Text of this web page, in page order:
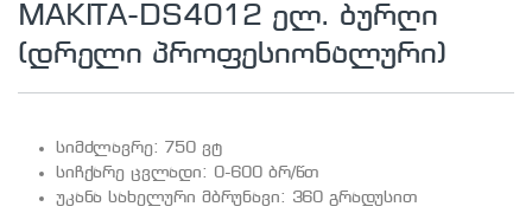
MAKITA-DS4012 ელ. ბურღი
(დრელი პროფესიონალური)
სიმძლავრე: 750 ვტ
სიჩქარე ცვლადი: 0-600 ბრ/წთ
უკანა სახელური მბრუნავი: 360 გრადუსით